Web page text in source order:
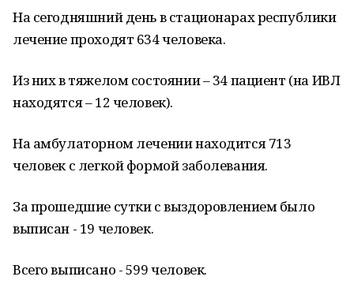
На сегодняшний день в стационарах республики
лечение проходят 634 человека.
Из них в тяжелом состоянии – 34 пациент (на ИВЛ
находятся – 12 человек).
На амбулаторном лечении находится 713
человек с легкой формой заболевания.
За прошедшие сутки с выздоровлением было
выписан - 19 человек.
Всего выписано - 599 человек.